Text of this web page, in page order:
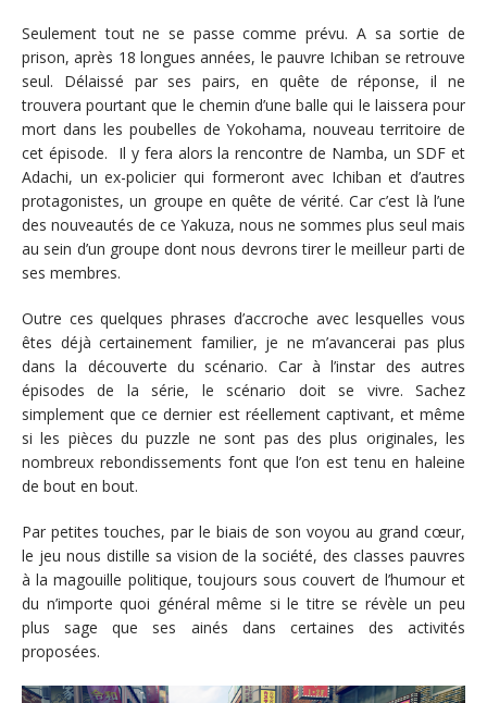
Seulement tout ne se passe comme prévu. A sa sortie de
prison, après 18 longues années, le pauvre Ichiban se retrouve
seul. Délaissé par ses pairs, en quête de réponse, il ne
trouvera pourtant que le chemin d’une balle qui le laissera pour
mort dans les poubelles de Yokohama, nouveau territoire de
cet épisode. Il y fera alors la rencontre de Namba, un SDF et
Adachi, un ex-policier qui formeront avec Ichiban et d’autres
protagonistes, un groupe en quête de vérité. Car c’est là l’une
des nouveautés de ce Yakuza, nous ne sommes plus seul mais
au sein d’un groupe dont nous devrons tirer le meilleur parti de
ses membres.
Outre ces quelques phrases d’accroche avec lesquelles vous
êtes déjà certainement familier, je ne m’avancerai pas plus
dans la découverte du scénario. Car à l’instar des autres
épisodes de la série, le scénario doit se vivre. Sachez
simplement que ce dernier est réellement captivant, et même
si les pièces du puzzle ne sont pas des plus originales, les
nombreux rebondissements font que l’on est tenu en haleine
de bout en bout.
Par petites touches, par le biais de son voyou au grand cœur,
le jeu nous distille sa vision de la société, des classes pauvres
à la magouille politique, toujours sous couvert de l’humour et
du n’importe quoi général même si le titre se révèle un peu
plus sage que ses ainés dans certaines des activités
proposées.